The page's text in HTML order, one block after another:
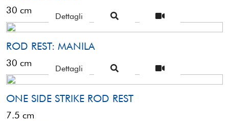
30 cm
Dettagli
ROD REST: MANILA
30 cm
Dettagli
ONE SIDE STRIKE ROD REST
7.5 cm